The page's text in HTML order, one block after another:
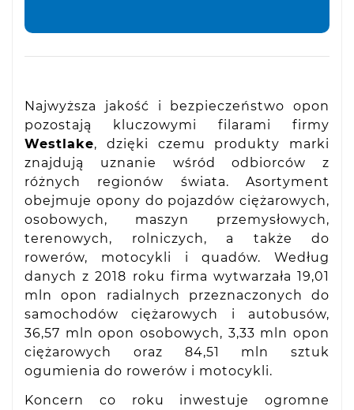
Najwyższa jakość i bezpieczeństwo opon
pozostają kluczowymi filarami firmy
Westlake, dzięki czemu produkty marki
znajdują uznanie wśród odbiorców z
różnych regionów świata. Asortyment
obejmuje opony do pojazdów ciężarowych,
osobowych, maszyn przemysłowych,
terenowych, rolniczych, a także do
rowerów, motocykli i quadów. Według
danych z 2018 roku firma wytwarzała 19,01
mln opon radialnych przeznaczonych do
samochodów ciężarowych i autobusów,
36,57 mln opon osobowych, 3,33 mln opon
ciężarowych oraz 84,51 mln sztuk
ogumienia do rowerów i motocykli.
Koncern co roku inwestuje ogromne